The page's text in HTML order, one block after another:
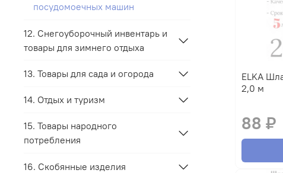
ELKA Шланги сливные в упаковке
2,0 м
88 ₽
посудомоечных машин
12. Снегоуборочный инвентарь и
товары для зимнего отдыха
13. Товары для сада и огорода
14. Отдых и туризм
15. Товары народного
потребления
16. Скобянные изделия